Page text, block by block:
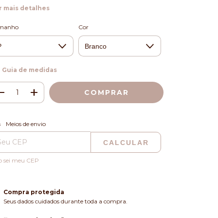
mais detalhes
Cor
Guia de medidas
para o CEP:
Meios de envio
CALCULAR
sei meu CEP
Compra protegida
Seus dados cuidados durante toda a compra.